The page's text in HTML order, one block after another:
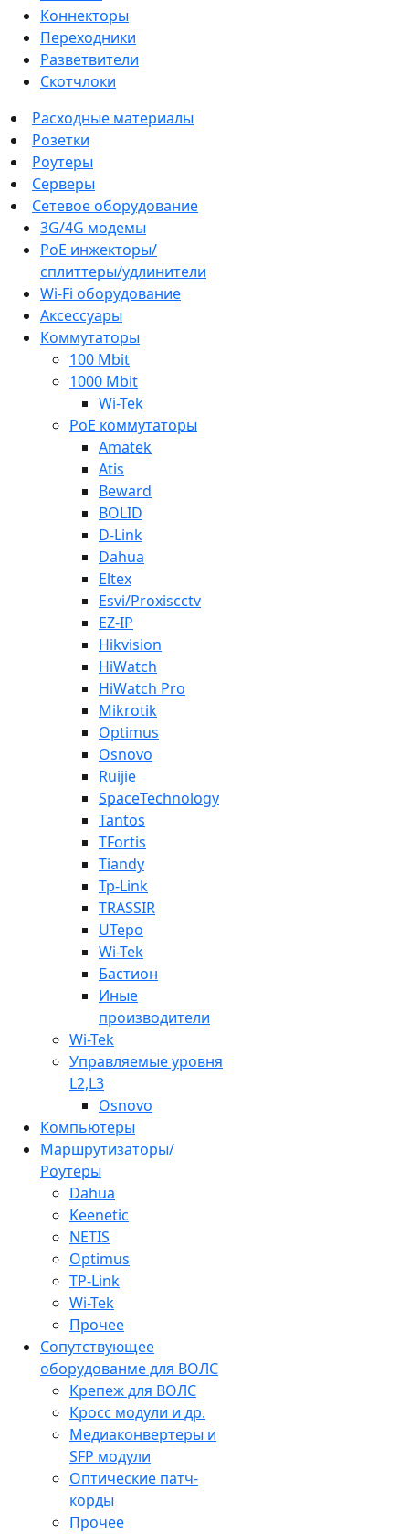
Коннекторы
Переходники
Разветвители
Скотчлоки
Расходные материалы
Розетки
Роутеры
Серверы
Сетевое оборудование
3G/4G модемы
PoE инжекторы/
сплиттеры/удлинители
Wi-Fi оборудование
Аксессуары
Коммутаторы
100 Mbit
1000 Mbit
Wi-Tek
PoE коммутаторы
Amatek
Atis
Beward
BOLID
D-Link
Dahua
Eltex
Esvi/Proxiscctv
EZ-IP
Hikvision
HiWatch
HiWatch Pro
Mikrotik
Optimus
Osnovo
Ruijie
SpaceTechnology
Tantos
TFortis
Tiandy
Tp-Link
TRASSIR
UTepo
Wi-Tek
Бастион
Иные
производители
Wi-Tek
Управляемые уровня
L2,L3
Osnovo
Компьютеры
Маршрутизаторы/
Роутеры
Dahua
Keenetic
NETIS
Optimus
TP-Link
Wi-Tek
Прочее
Сопутствующее
оборудованме для ВОЛС
Крепеж для ВОЛС
Кросс модули и др.
Медиаконвертеры и
SFP модули
Оптические патч-
корды
Прочее